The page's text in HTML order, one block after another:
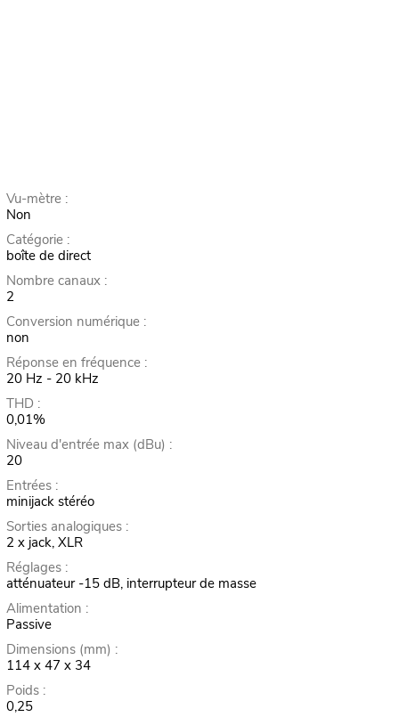
Vu-mètre :
Non
Catégorie :
boîte de direct
Nombre canaux :
2
Conversion numérique :
non
Réponse en fréquence :
20 Hz - 20 kHz
THD :
0,01%
Niveau d'entrée max (dBu) :
20
Entrées :
minijack stéréo
Sorties analogiques :
2 x jack, XLR
Réglages :
atténuateur -15 dB, interrupteur de masse
Alimentation :
Passive
Dimensions (mm) :
114 x 47 x 34
Poids :
0,25